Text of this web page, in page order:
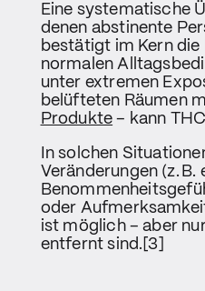
Eine systematische
denen abstinente
bestätigt im Kern
normalen
unter extremen
belüfteten Räumen
Produkte – kann
In solchen
Veränderungen (z.
oder
ist möglich – aber
entfernt sind.[3]